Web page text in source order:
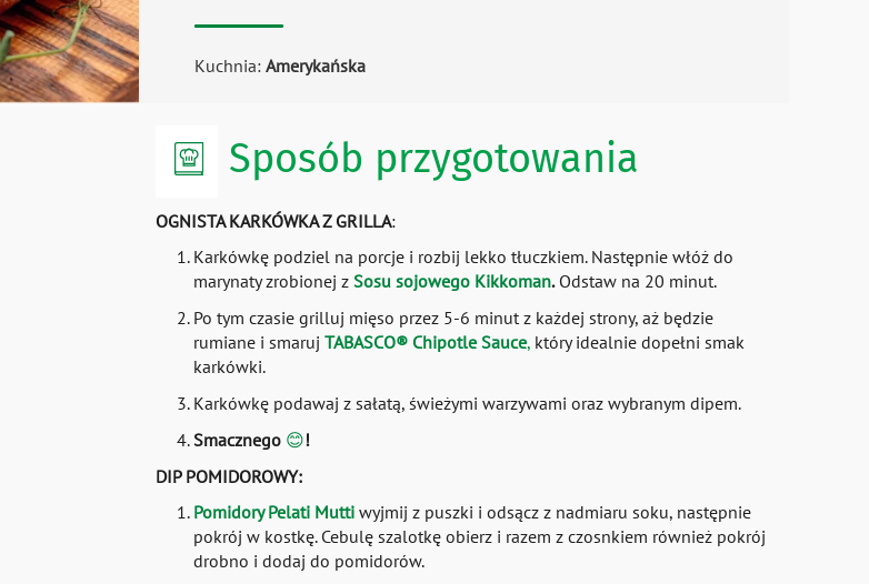
Kuchnia: Amerykańska
Sposób przygotowania
OGNISTA KARKÓWKA Z GRILLA:
Karkówkę podziel na porcje i rozbij lekko tłuczkiem. Następnie włóż do
marynaty zrobionej z Sosu sojowego Kikkoman.Odstaw na 20 minut.
Po tym czasie grilluj mięso przez 5-6 minut z każdej strony, aż będzie
rumiane i smaruj TABASCO® Chipotle Sauce, który idealnie dopełni smak
karkówki.
Karkówkę podawaj z sałatą, świeżymi warzywami oraz wybranym dipem.
Smacznego 😊!
DIP POMIDOROWY:
Pomidory Pelati Mutti wyjmij z puszki i odsącz z nadmiaru soku, następnie
pokrój w kostkę. Cebulę szalotkę obierz i razem z czosnkiem również pokrój
drobno i dodaj do pomidorów.